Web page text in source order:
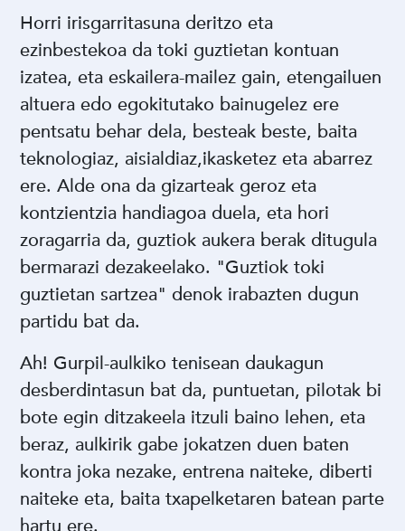
Horri irisgarritasuna deritzo eta
ezinbestekoa da toki guztietan kontuan
izatea, eta eskailera-mailez gain, etengailuen
altuera edo egokitutako bainugelez ere
pentsatu behar dela, besteak beste, baita
teknologiaz, aisialdiaz,ikasketez eta abarrez
ere. Alde ona da gizarteak geroz eta
kontzientzia handiagoa duela, eta hori
zoragarria da, guztiok aukera berak ditugula
bermarazi dezakeelako. "Guztiok toki
guztietan sartzea" denok irabazten dugun
partidu bat da.
Ah! Gurpil-aulkiko tenisean daukagun
desberdintasun bat da, puntuetan, pilotak bi
bote egin ditzakeela itzuli baino lehen, eta
beraz, aulkirik gabe jokatzen duen baten
kontra joka nezake, entrena naiteke, diberti
naiteke eta, baita txapelketaren batean parte